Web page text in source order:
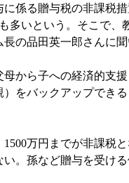
係る贈与税の非課税
多いという。そこで
の品田英一郎さんに聞
から子への経済的支
をバックアップでき
万円までが非課税
。孫など贈与を受け